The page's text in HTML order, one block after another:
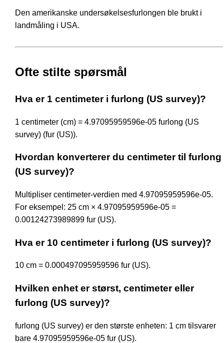
Den amerikanske undersøkelsesfurlongen ble brukt i
landmåling i USA.
Ofte stilte spørsmål
Hva er 1 centimeter i furlong (US survey)?
1 centimeter (cm) = 4.97095959596e-05 furlong (US
survey) (fur (US)).
Hvordan konverterer du centimeter til furlong
(US survey)?
Multipliser centimeter-verdien med 4.97095959596e-05.
For eksempel: 25 cm × 4.97095959596e-05 =
0.00124273989899 fur (US).
Hva er 10 centimeter i furlong (US survey)?
10 cm = 0.000497095959596 fur (US).
Hvilken enhet er størst, centimeter eller
furlong (US survey)?
furlong (US survey) er den største enheten: 1 cm tilsvarer
bare 4.97095959596e-05 fur (US).